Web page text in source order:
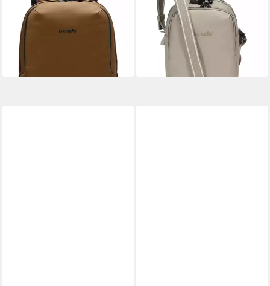
Rucksack 25 L Backpack
123,12 € UVP 159,90 €
-23%
lieferbar - in 2-3 Werktagen bei dir
Schultertasche Pacsafe V,
Polyester
ab 101,27 €
lieferbar - in 2-3 Werktagen bei dir